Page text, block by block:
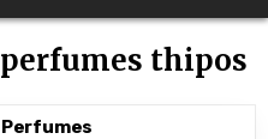
thipos